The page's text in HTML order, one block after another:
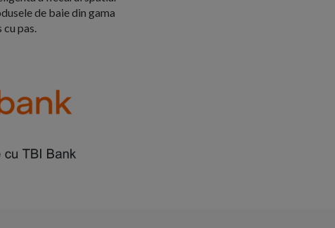
de baie din gama
pas.